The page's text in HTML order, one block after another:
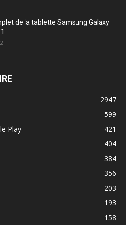
de la tablette Samsung Galaxy
2947
599
Play
421
404
384
356
203
193
158